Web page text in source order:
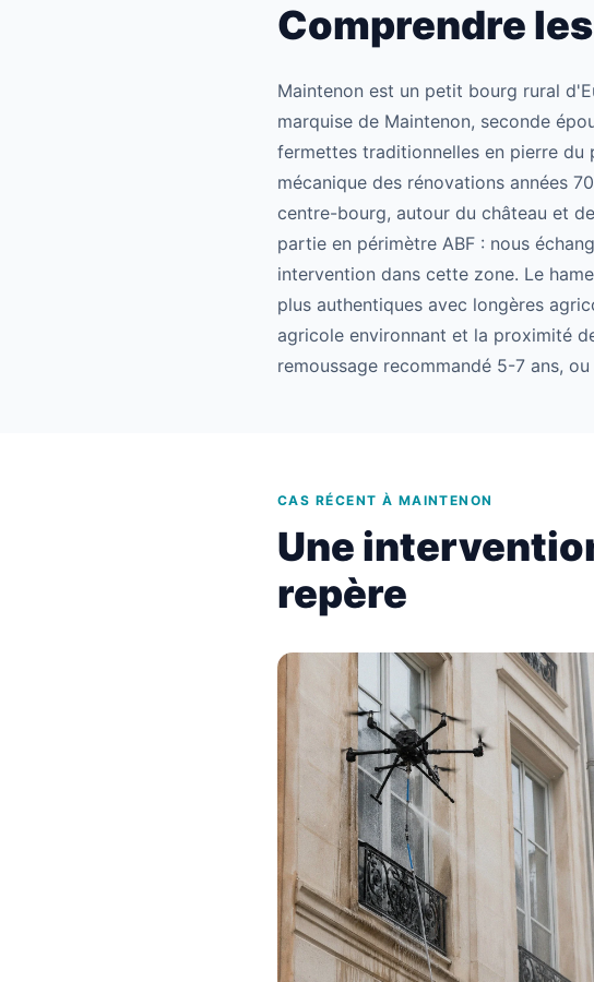
Comprendre
Maintenon est un petit bourg rural
marquise de Maintenon, seconde
fermettes traditionnelles en pierre du
mécanique des rénovations années
centre-bourg, autour du château et
partie en périmètre ABF : nous
intervention dans cette zone. Le
plus authentiques avec longères
agricole environnant et la proximité
remoussage recommandé 5-7 ans,
CAS RÉCENT À MAINTENON
Une
repère